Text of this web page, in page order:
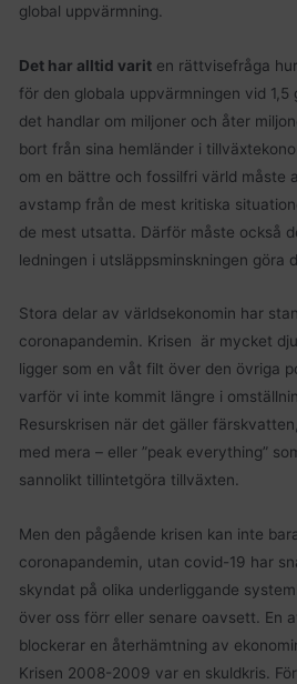
global uppvärmning.
Det har alltid varit en rättvisefråga
för den globala uppvärmningen vid 1,5
det handlar om miljoner och åter
bort från sina hemländer i
om en bättre och fossilfri värld måste
avstamp från de mest kritiska
de mest utsatta. Därför måste också
ledningen i utsläppsminskningen göra
Stora delar av världsekonomin har
coronapandemin. Krisen är mycket
ligger som en våt filt över den övriga
varför vi inte kommit längre i
Resurskrisen när det gäller
med mera – eller ”peak everything”
sannolikt tillintetgöra tillväxten.
Men den pågående krisen kan inte
coronapandemin, utan covid-19 har
skyndat på olika underliggande
över oss förr eller senare oavsett. En
blockerar en återhämtning av
Krisen 2008-2009 var en skuldkris.